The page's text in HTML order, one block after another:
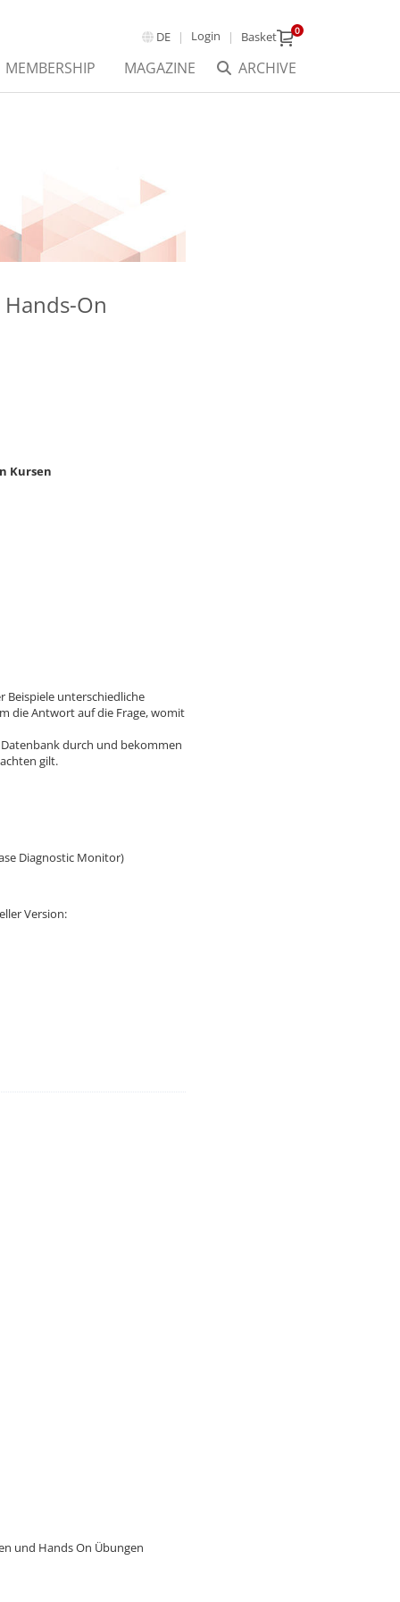
DE Login Basket 0
ARCHIVE
MEMBERSHIP MAGAZINE
Hands-On
Kursen
unterschiedliche
die Antwort auf die Frage, womit
durch und bekommen
gilt.
Diagnostic Monitor)
Version:
und Hands On Übungen